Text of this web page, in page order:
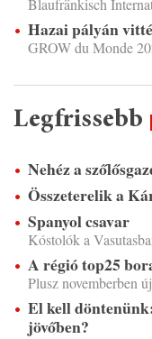
Blaufränkisch
Hazai pályán
GROW du Monde
Legfrissebb
Nehéz a
Összeterelik a
Spanyol csavar
Kóstolók a
A régió top25
Plusz novemberben
El kell
jövőben?